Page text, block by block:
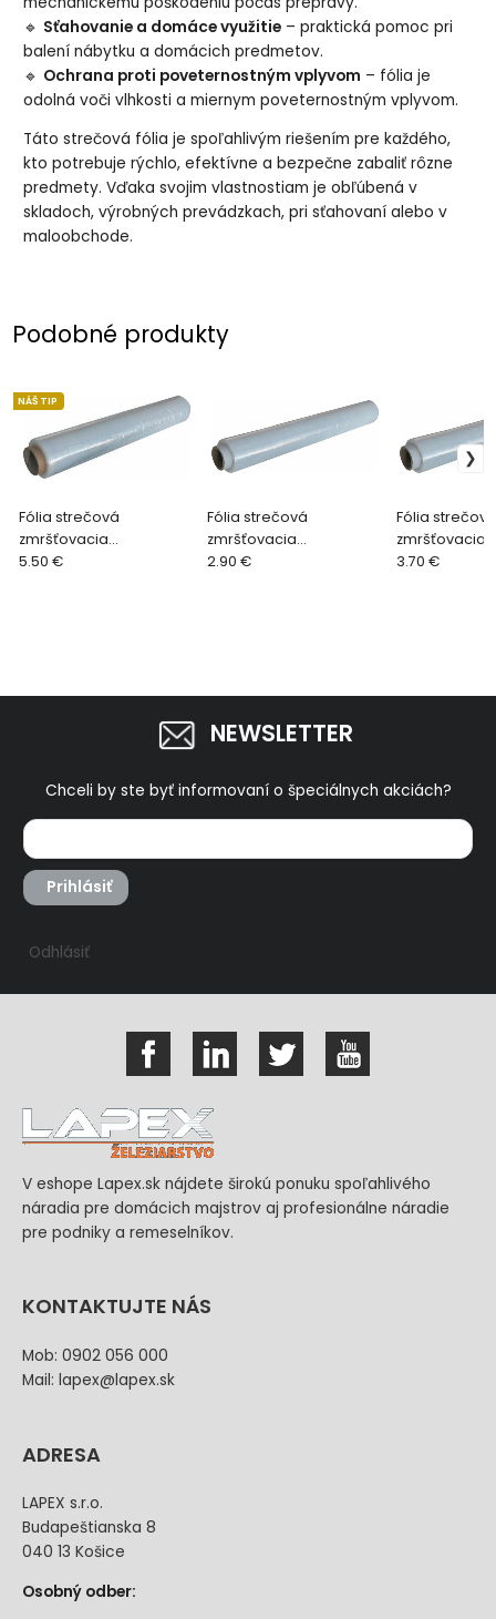
🔹 Sťahovanie a domáce využitie – praktická pomoc pri
balení nábytku a domácich predmetov.
🔹 Ochrana proti poveternostným vplyvom – fólia je
odolná voči vlhkosti a miernym poveternostným vplyvom.
Táto strečová fólia je spoľahlivým riešením pre každého,
kto potrebuje rýchlo, efektívne a bezpečne zabaliť rôzne
predmety. Vďaka svojim vlastnostiam je obľúbená v
skladoch, výrobných prevádzkach, pri sťahovaní alebo v
maloobchode.
Podobné produkty
Fólia strečová
zmršťovacia
transparentná 50cm x
NÁŠ TIP
5.50 €
Fólia strečová
zmršťovacia
transparentná na
2.90 €
Fólia strečová
zmršťovacia
3.70 €
NEWSLETTER
Chceli by ste byť informovaní o špeciálnych akciách?
Prihlásiť
Odhlásiť
V eshope Lapex.sk nájdete širokú ponuku spoľahlivého
náradia pre domácich majstrov aj profesionálne náradie
pre podniky a remeselníkov.
KONTAKTUJTE NÁS
Mob: 0902 056 000
Mail: lapex@lapex.sk
ADRESA
LAPEX s.r.o.
Budapeštianska 8
040 13 Košice
Osobný odber: